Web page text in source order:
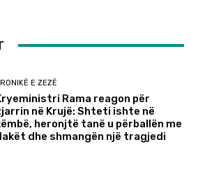
E ZEZË
Rama reagon për
në Krujë: Shteti ishte në
heronjtë tanë u përballën me
dhe shmangën një tragjedi